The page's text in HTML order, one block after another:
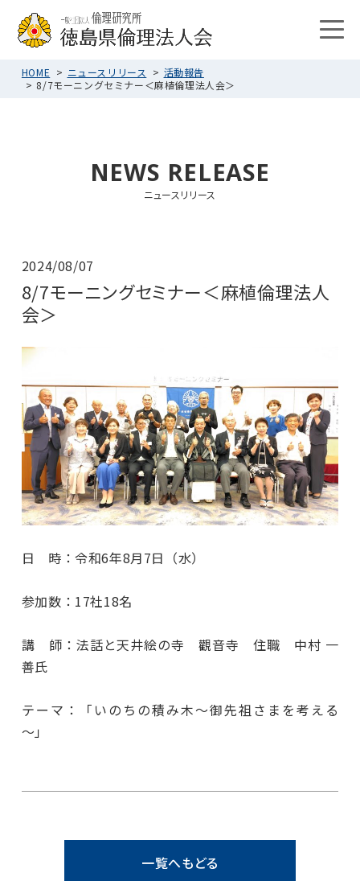
HOME ニュースリリース
活動報告
8/7モーニングセミナー＜麻植倫理法人会＞
NEWS RELEASE
ニュースリリース
2024/08/07
8/7モーニングセミナー＜麻植倫理法人
会＞
日 時：令和6年8月7日（水）
参加数：17社18名
講 師：法話と天井絵の寺 觀音寺 住職 中村 一
善氏
テーマ：「いのちの積み木～御先祖さまを考える
～」
一覧へもどる